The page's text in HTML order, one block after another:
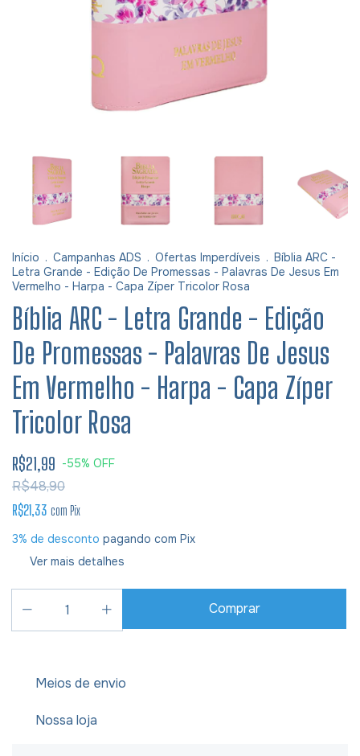
Início . Campanhas ADS . Ofertas Imperdíveis . Bíblia ARC -
Letra Grande - Edição De Promessas - Palavras De Jesus Em
Vermelho - Harpa - Capa Zíper Tricolor Rosa
Bíblia ARC - Letra Grande - Edição
De Promessas - Palavras De Jesus
Em Vermelho - Harpa - Capa Zíper
Tricolor Rosa
R$21,99 -55% OFF
R$48,90
R$21,33 com Pix
3% de desconto pagando com Pix
Ver mais detalhes
Meios de envio
Nossa loja